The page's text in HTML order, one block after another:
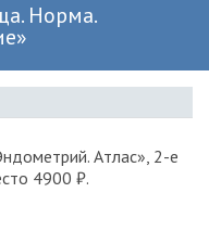
Норма.
Атлас», 2-е
4900 ₽.